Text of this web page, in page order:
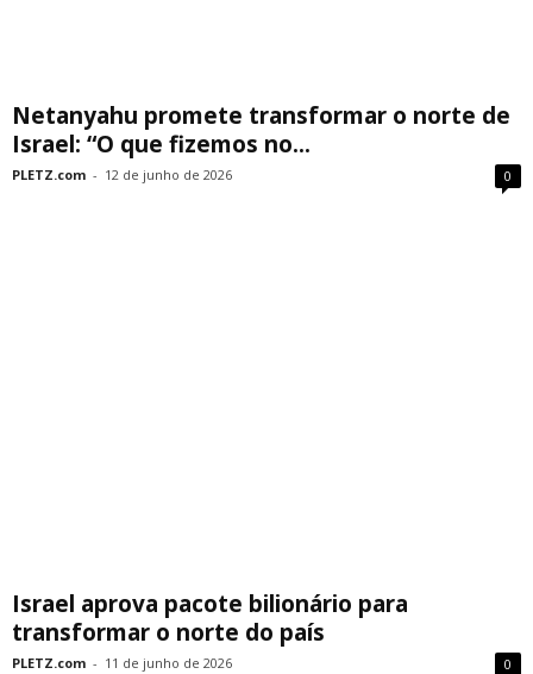
Netanyahu promete transformar o norte de
Israel: “O que fizemos no...
PLETZ.com - 12 de junho de 2026 0
Israel aprova pacote bilionário para
transformar o norte do país
PLETZ.com - 11 de junho de 2026 0